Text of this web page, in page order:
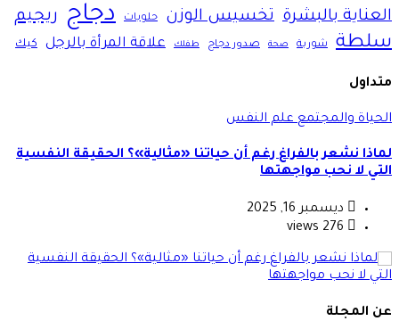
بالبشرة تخسيس الوزن حلويات دجاج ريجيم
شوربة صحة صدور دجاج طفلك علاقة المرأة بالرجل كيك
والمجتمععلم النفس
نشعر بالفراغ رغم أن حياتنا «مثالية»؟ الحقيقة النفسية
لا نحب مواجهتها
ديسمبر 16, 2025
276 views
المجلة